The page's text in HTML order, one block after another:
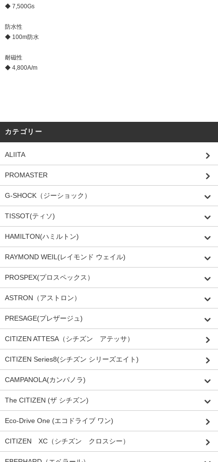
◆ 7,500Gs
防水性
◆ 100m防水
耐磁性
◆ 4,800A/m
カテゴリー
ALIITA
PROMASTER
G-SHOCK（ジーショック）
TISSOT(ティソ)
HAMILTON(ハミルトン)
RAYMOND WEIL(レイモンド ウェイル)
PROSPEX(プロスペックス）
ASTRON（アストロン）
PRESAGE(プレザージュ)
CITIZEN ATTESA（シチズン アテッサ）
CITIZEN Series8(シチズン シリーズエイト)
CAMPANOLA(カンパノラ)
The CITIZEN (ザ シチズン)
Eco-Drive One (エコドライブ ワン)
CITIZEN XC（シチズン クロスシー）